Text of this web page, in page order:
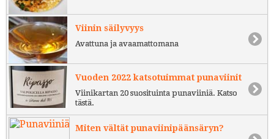
Viinin säilyvyys
Avattuna ja avaamattomana
Vuoden 2022 katsotuimmat punaviinit
Viinikartan 20 suosituinta punaviiniä. Katso
tästä.
Miten vältät punaviinipäänsäryn?